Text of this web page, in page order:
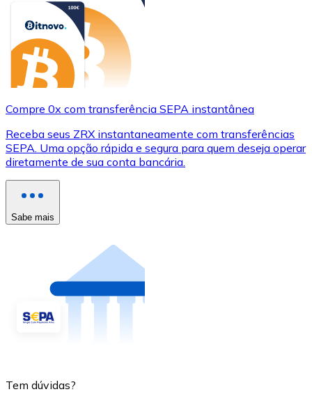
Compre 0x com transferência SEPA instantânea
Receba seus ZRX instantaneamente com transferências
SEPA. Uma opção rápida e segura para quem deseja operar
diretamente de sua conta bancária.
Sabe mais
Tem dúvidas?